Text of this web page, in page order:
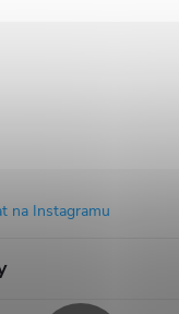
na Instagramu